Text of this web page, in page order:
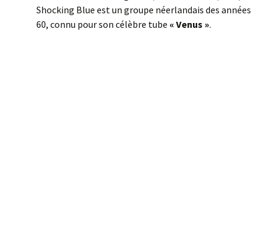
Shocking Blue est un groupe néerlandais des années
60, connu pour son célèbre tube « Venus ».